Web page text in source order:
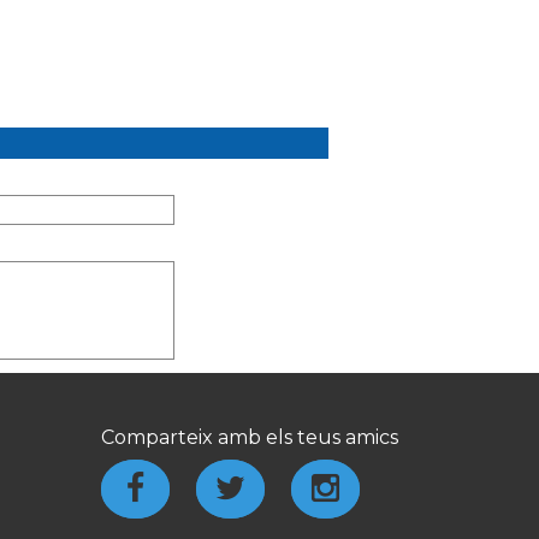
Comparteix amb els teus amics